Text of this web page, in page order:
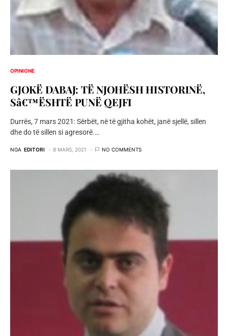
OPINIONE
GJOKË DABAJ: TË NJOHËSH HISTORINË,
Sâ€™ËSHTË PUNË QEJFI
Durrës, 7 mars 2021: Sërbët, në të gjitha kohët, janë sjellë, sillen
dhe do të sillen si agresorë.…
NGA EDITORI 8 MARS, 2021 NO COMMENTS